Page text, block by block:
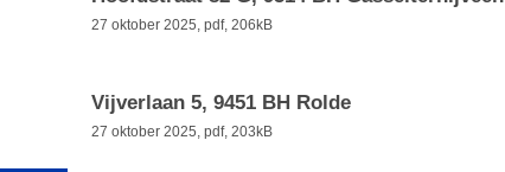
27 oktober 2025, pdf, 206kB
Vijverlaan 5, 9451 BH Rolde
27 oktober 2025, pdf, 203kB